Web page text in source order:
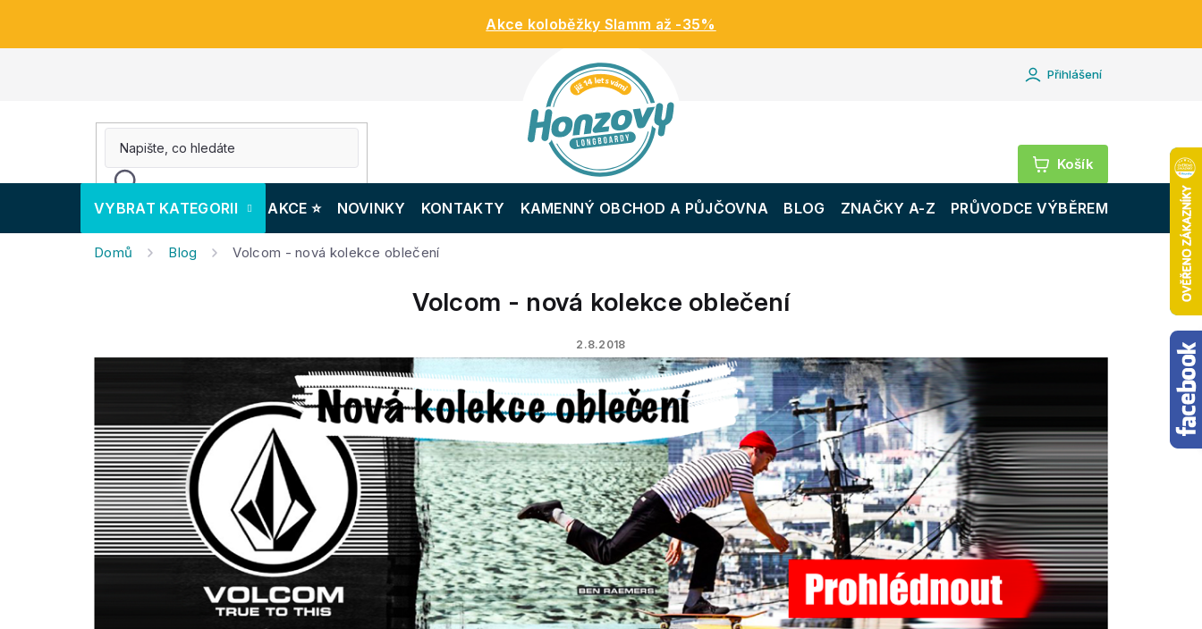
Akce koloběžky Slamm až -35%
Přihlášení
Nákupní
košík
VYBRAT KATEGORII AKCE ⭐️ NOVINKY KONTAKTY KAMENNÝ OBCHOD A PŮJČOVNA BLOG ZNAČKY A-Z PRŮVODCE VÝBĚREM
Domů Blog Volcom - nová kolekce oblečení
Volcom - nová kolekce oblečení
2.8.2018